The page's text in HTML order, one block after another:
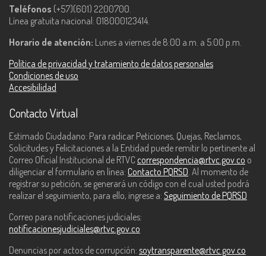
Teléfonos (+57)(601) 2200700.
Línea gratuita nacional: 018000123414.
Horario de atención: Lunes a viernes de 8:00 a.m. a 5:00 p.m.
Política de privacidad y tratamiento de datos personales
Condiciones de uso
Accesibilidad
Contacto Virtual
Estimado Ciudadano: Para radicar Peticiones, Quejas, Reclamos,
Solicitudes y Felicitaciones a la Entidad puede remitir lo pertinente al
Correo Oficial Institucional de RTVC correspondencia@rtvc.gov.co o
diligenciar el formulario en línea: Contacto PQRSD. Al momento de
registrar su petición, se generará un código con el cual usted podrá
realizar el seguimiento, para ello, ingrese a: Seguimiento de PQRSD
Correo para notificaciones judiciales:
notificacionesjudiciales@rtvc.gov.co
Denuncias por actos de corrupción: soytransparente@rtvc.gov.co